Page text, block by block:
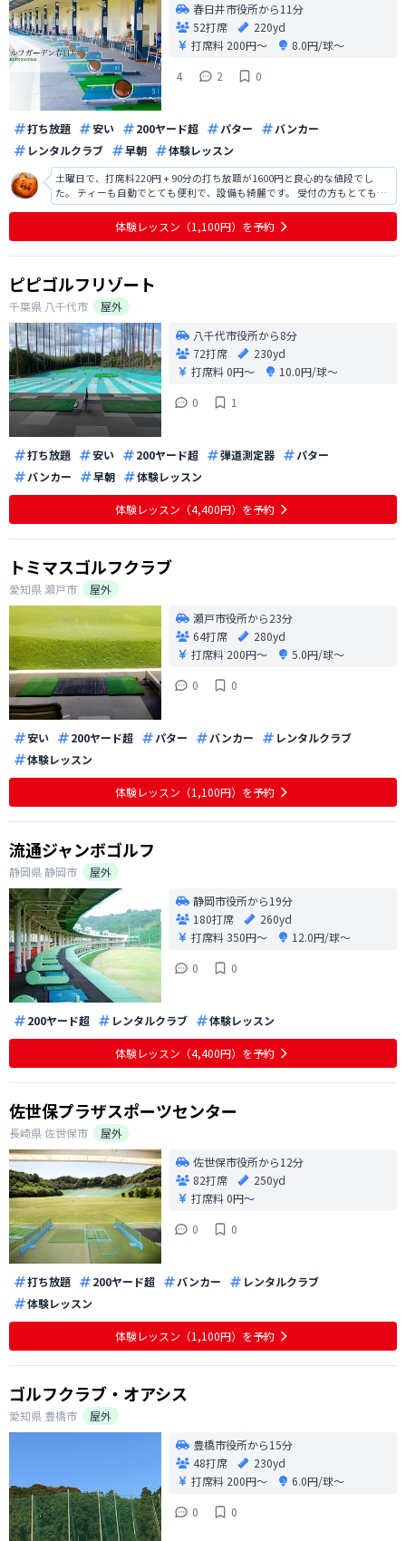
春日井市役所から11分
52打席
220yd
打席料 200円〜
8.0円/球〜
4
2 0
打ち放題 安い 200ヤード超 パター
バンカー
レンタルクラブ
早朝 体験レッスン
土曜日で、打席料220円 + 90分の打ち放題が1600円と良心的な値段でし
た。 ティーも自動でとても便利で、設備も綺麗です。 受付の方もとても親
切でした。 また利用したいと思います。
体験レッスン（1,100円）を予約
ピピゴルフリゾート
千葉県 八千代市
屋外
八千代市役所から8分
72打席
230yd
打席料0円〜
10.0円/球〜
0
1
打ち放題 安い 200ヤード超 弾道測定器
パター
バンカー
早朝 体験レッスン
体験レッスン（4,400円）を予約
トミマスゴルフクラブ
愛知県瀬戸市
屋外
瀬戸市役所から23分
64打席
280yd
打席料 200円〜
5.0円/球〜
0
0
安い 200ヤード超 パター バンカー
レンタルクラブ
体験レッスン
体験レッスン（1,100円）を予約
流通ジャンボゴルフ
静岡県静岡市
屋外
静岡市役所から19分
180打席
260yd
打席料350円〜
12.0円/球〜
0
0
200ヤード超 レンタルクラブ 体験レッスン
体験レッスン（4,400円）を予約
佐世保プラザスポーツセンター
長崎県佐世保市
屋外
佐世保市役所から12分
82打席
250yd
打席料0円〜
0
0
打ち放題 200ヤード超 バンカー
レンタルクラブ
体験レッスン
体験レッスン（1,100円）を予約
ゴルフクラブ・オアシス
愛知県 豊橋市
屋外
豊橋市役所から15分
48打席
230yd
打席料 200円〜
6.0円/球〜
0
0